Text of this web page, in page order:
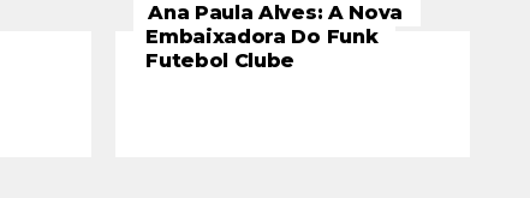
Ana Paula Alves: A Nova
Embaixadora Do Funk
Futebol Clube